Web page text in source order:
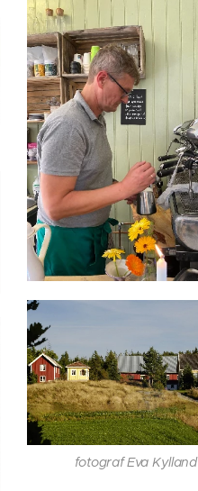
fotograf Eva Kylland